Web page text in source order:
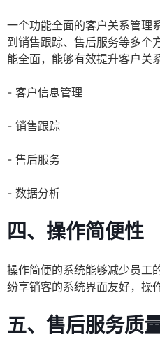
一个功能全面的客户关系管理
到销售跟踪、售后服务等多个
能全面，能够有效提升客户关
- 客户信息管理
- 销售跟踪
- 售后服务
- 数据分析
四、操作简便性
操作简便的系统能够减少员工
纷享销客的系统界面友好，操
五、售后服务质